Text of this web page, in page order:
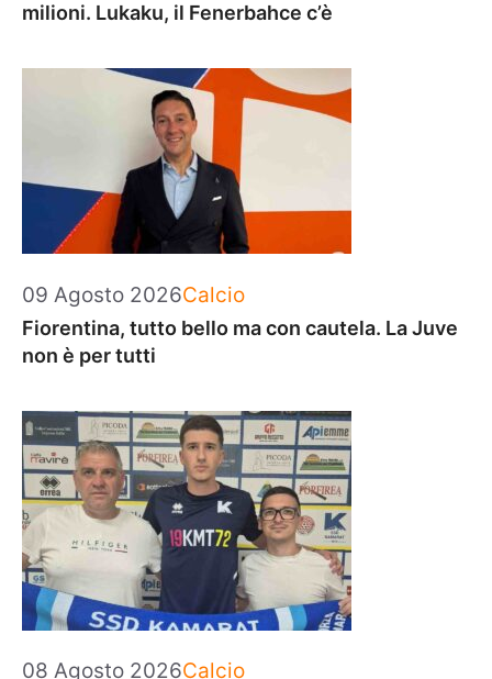
milioni. Lukaku, il Fenerbahce c’è
09 Agosto 2026Categorie
Calcio
Fiorentina, tutto bello ma con cautela. La Juve
non è per tutti
08 Agosto 2026Categorie
Calcio